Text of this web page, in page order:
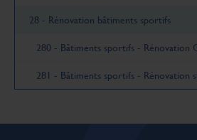
28 - Rénovation bâtiments sportifs
280 - Bâtiments sportifs - Rénovation
281 - Bâtiments sportifs - Rénovation